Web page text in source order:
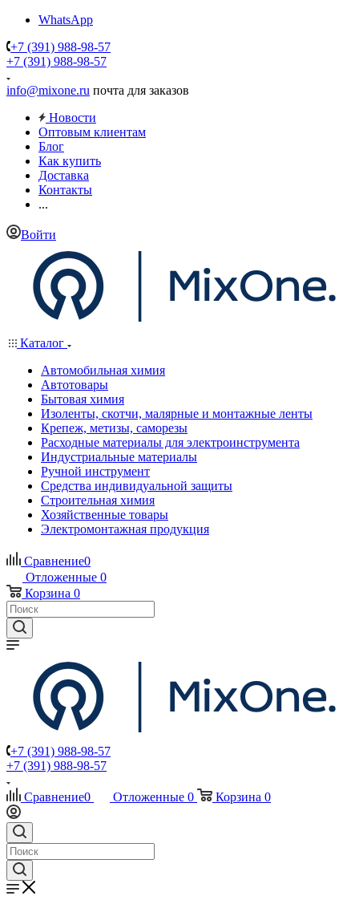
WhatsApp
+7 (391) 988-98-57
+7 (391) 988-98-57
info@mixone.ru почта для заказов
Новости
Оптовым клиентам
Блог
Как купить
Доставка
Контакты
...
Войти
Каталог
Автомобильная химия
Автотовары
Бытовая химия
Изоленты, скотчи, малярные и монтажные ленты
Крепеж, метизы, саморезы
Расходные материалы для электроинструмента
Индустриальные материалы
Ручной инструмент
Средства индивидуальной защиты
Строительная химия
Хозяйственные товары
Электромонтажная продукция
Сравнение0
Отложенные 0
Корзина 0
+7 (391) 988-98-57
+7 (391) 988-98-57
Сравнение0 Отложенные 0 Корзина 0